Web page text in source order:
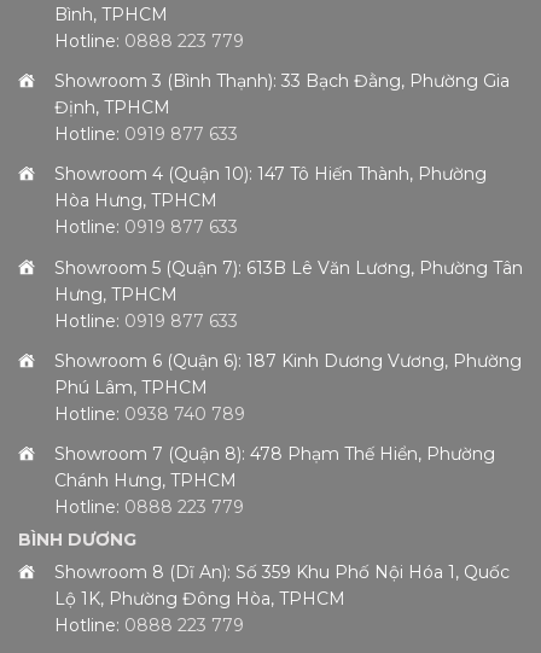
Bình, TPHCM
Hotline: 0888 223 779
Showroom 3 (Bình Thạnh): 33 Bạch Đằng, Phường Gia
Định, TPHCM
Hotline: 0919 877 633
Showroom 4 (Quận 10): 147 Tô Hiến Thành, Phường
Hòa Hưng, TPHCM
Hotline: 0919 877 633
Showroom 5 (Quận 7): 613B Lê Văn Lương, Phường Tân
Hưng, TPHCM
Hotline: 0919 877 633
Showroom 6 (Quận 6): 187 Kinh Dương Vương, Phường
Phú Lâm, TPHCM
Hotline: 0938 740 789
Showroom 7 (Quận 8): 478 Phạm Thế Hiển, Phường
Chánh Hưng, TPHCM
Hotline: 0888 223 779
BÌNH DƯƠNG
Showroom 8 (Dĩ An): Số 359 Khu Phố Nội Hóa 1, Quốc
Lộ 1K, Phường Đông Hòa, TPHCM
Hotline: 0888 223 779